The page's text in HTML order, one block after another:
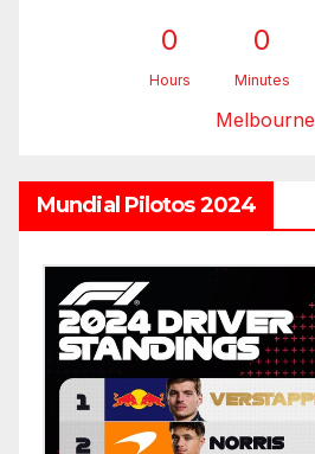
0
Hours
0
Minutes
Melbourne
Mundial Pilotos 2024